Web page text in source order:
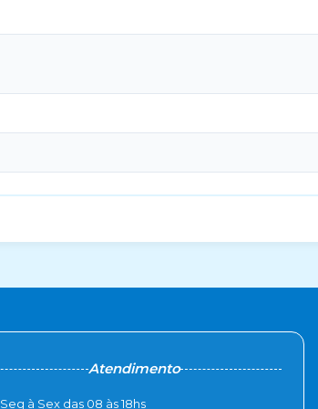
Atendimento
Seg à Sex das 08 às 18hs